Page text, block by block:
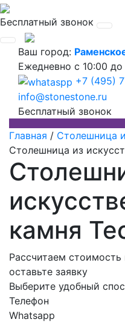
Бесплатный звонок
Ваш город:
Ежедневно с 10:00 до
+7 (495)
info@stonestone.ru
Бесплатный звонок
Главная / Столешница
Столешница из
камня
Рассчитаем
оставьте заявку
Выберите удобный
Телефон
Whatsapp